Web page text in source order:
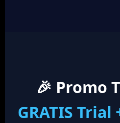
🎉 Promo
GRATIS Trial